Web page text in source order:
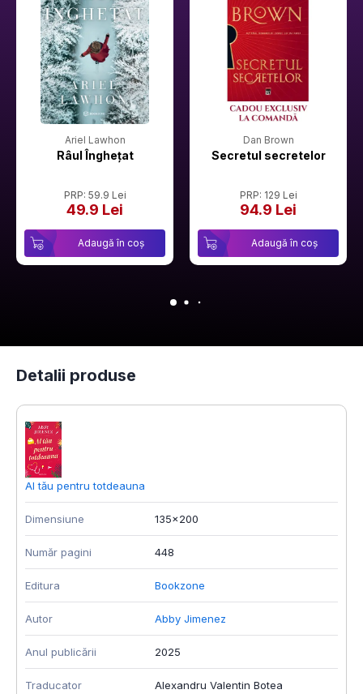
Ariel Lawhon
Râul Înghețat
PRP: 59.9 Lei
49.9 Lei
Adaugă în coș
Dan Brown
Secretul secretelor
PRP: 129 Lei
94.9 Lei
Adaugă în coș
Detalii produse
Al tău pentru totdeauna
Dimensiune 135x200
Număr pagini 448
Editura Bookzone
Autor Abby Jimenez
Anul publicării 2025
Traducator Alexandru Valentin Botea